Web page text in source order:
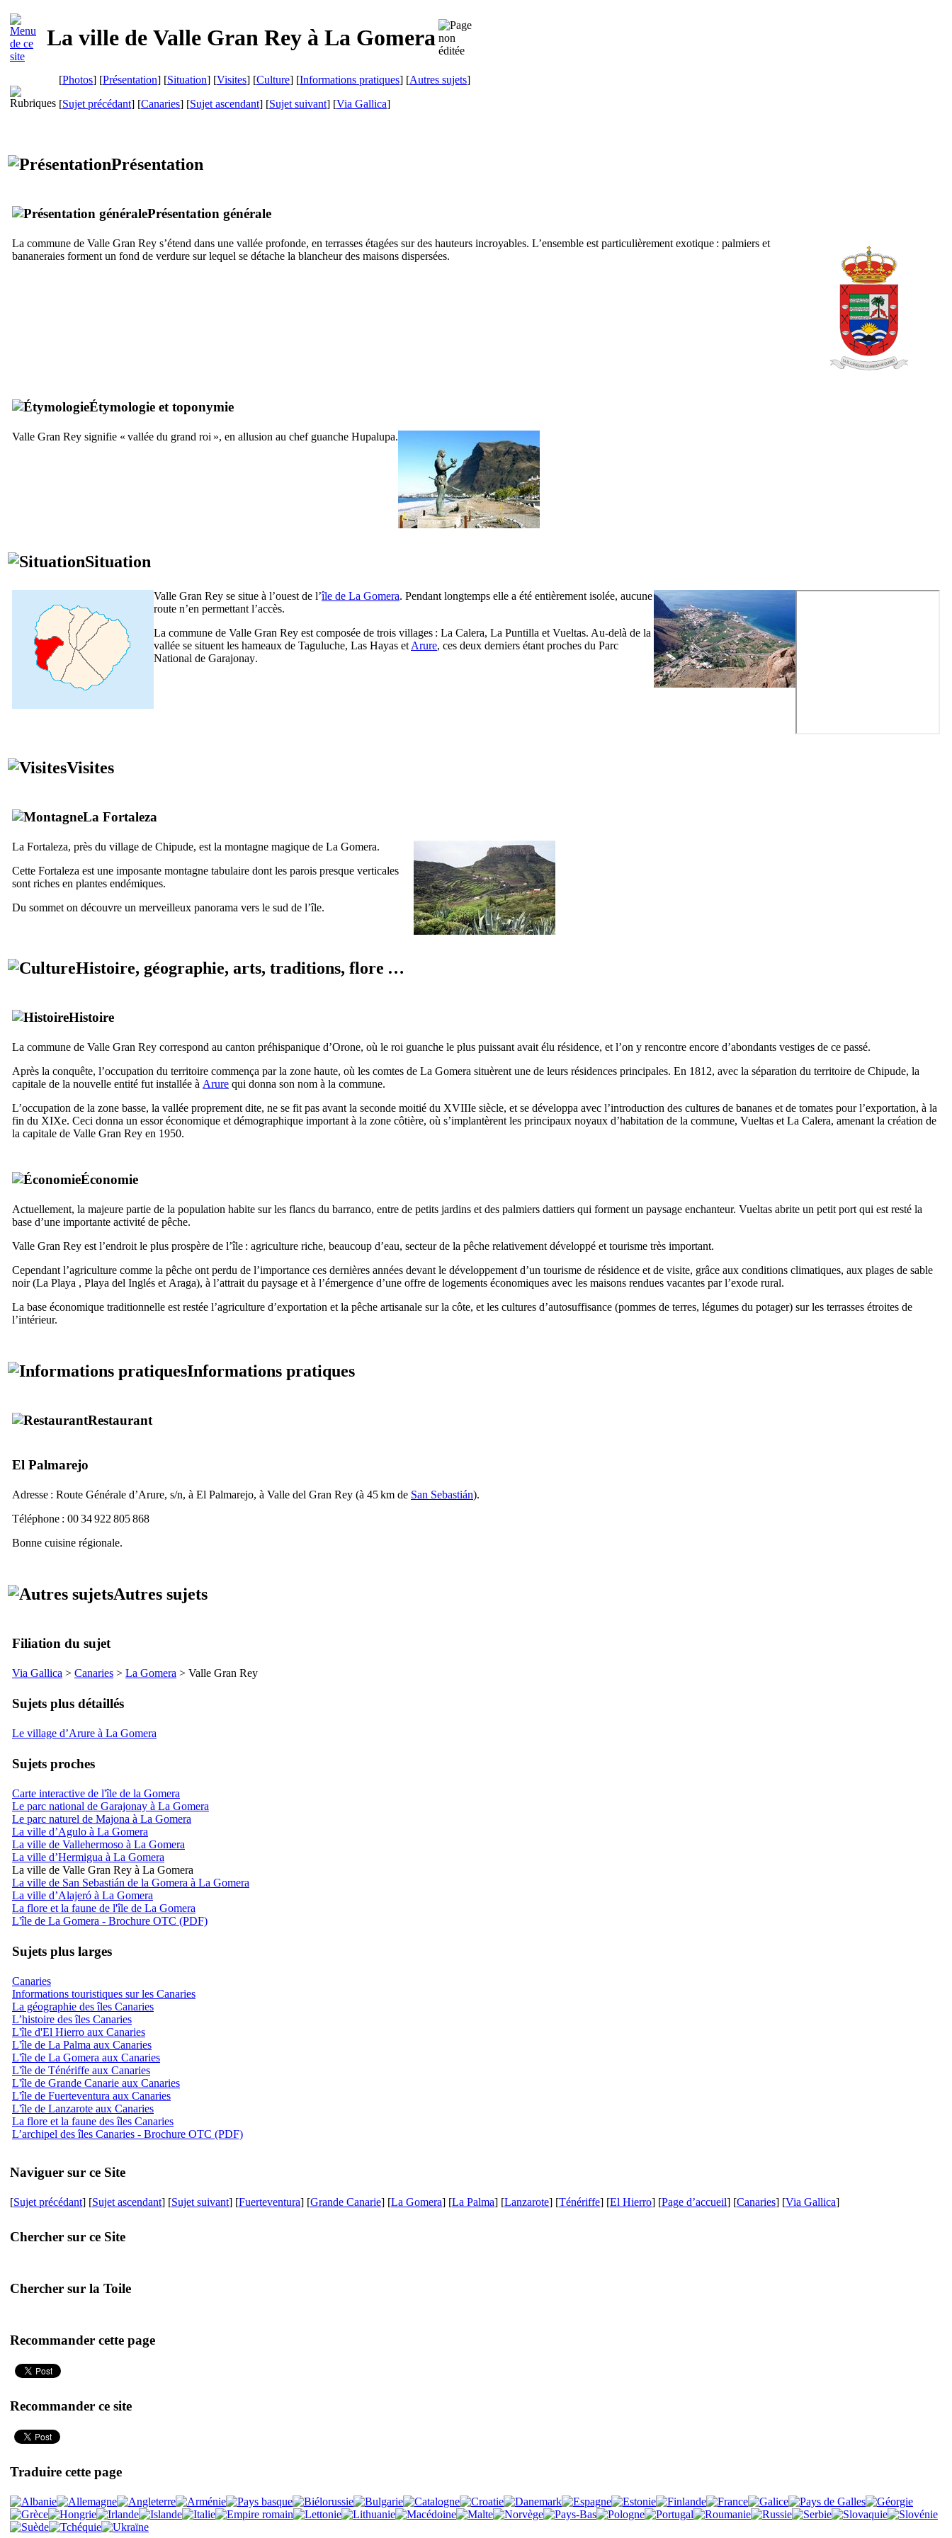
La ville de Valle Gran Rey à La Gomera
[Photos] [Présentation] [Situation] [Visites] [Culture] [Informations pratiques] [Autres sujets]
[Sujet précédant] [Canaries] [Sujet ascendant] [Sujet suivant] [Via Gallica]
Présentation
Présentation générale
La commune de Valle Gran Rey s’étend dans une vallée profonde, en terrasses étagées sur des hauteurs incroyables. L’ensemble est particulièrement exotique : palmiers et
bananeraies forment un fond de verdure sur lequel se détache la blancheur des maisons dispersées.
Étymologie et toponymie
Valle Gran Rey signifie « vallée du grand roi », en allusion au chef guanche Hupalupa.
Situation
Valle Gran Rey se situe à l’ouest de l’île de La Gomera. Pendant longtemps elle a été entièrement isolée, aucune
route n’en permettant l’accès.
La commune de Valle Gran Rey est composée de trois villages : La Calera, La Puntilla et Vueltas. Au-delà de la
vallée se situent les hameaux de Taguluche, Las Hayas et Arure, ces deux derniers étant proches du Parc
National de Garajonay.
Visites
La Fortaleza
La Fortaleza, près du village de Chipude, est la montagne magique de La Gomera.
Cette Fortaleza est une imposante montagne tabulaire dont les parois presque verticales
sont riches en plantes endémiques.
Du sommet on découvre un merveilleux panorama vers le sud de l’île.
Histoire, géographie, arts, traditions, flore …
Histoire
La commune de Valle Gran Rey correspond au canton préhispanique d’Orone, où le roi guanche le plus puissant avait élu résidence, et l’on y rencontre encore d’abondants vestiges de ce passé.
Après la conquête, l’occupation du territoire commença par la zone haute, où les comtes de La Gomera situèrent une de leurs résidences principales. En 1812, avec la séparation du territoire de Chipude, la
capitale de la nouvelle entité fut installée à Arure qui donna son nom à la commune.
L’occupation de la zone basse, la vallée proprement dite, ne se fit pas avant la seconde moitié du XVIIIe siècle, et se développa avec l’introduction des cultures de bananes et de tomates pour l’exportation, à la
fin du XIXe. Ceci donna un essor économique et démographique important à la zone côtière, où s’implantèrent les principaux noyaux d’habitation de la commune, Vueltas et La Calera, amenant la création de
la capitale de Valle Gran Rey en 1950.
Économie
Actuellement, la majeure partie de la population habite sur les flancs du barranco, entre de petits jardins et des palmiers dattiers qui forment un paysage enchanteur. Vueltas abrite un petit port qui est resté la
base d’une importante activité de pêche.
Valle Gran Rey est l’endroit le plus prospère de l’île : agriculture riche, beaucoup d’eau, secteur de la pêche relativement développé et tourisme très important.
Cependant l’agriculture comme la pêche ont perdu de l’importance ces dernières années devant le développement d’un tourisme de résidence et de visite, grâce aux conditions climatiques, aux plages de sable
noir (La Playa , Playa del Inglés et Araga), à l’attrait du paysage et à l’émergence d’une offre de logements économiques avec les maisons rendues vacantes par l’exode rural.
La base économique traditionnelle est restée l’agriculture d’exportation et la pêche artisanale sur la côte, et les cultures d’autosuffisance (pommes de terres, légumes du potager) sur les terrasses étroites de
l’intérieur.
Informations pratiques
Restaurant
El Palmarejo
Adresse : Route Générale d’Arure, s/n, à El Palmarejo, à Valle del Gran Rey (à 45 km de San Sebastián).
Téléphone : 00 34 922 805 868
Bonne cuisine régionale.
Autres sujets
Filiation du sujet
Via Gallica > Canaries > La Gomera > Valle Gran Rey
Sujets plus détaillés
Le village d’Arure à La Gomera
Sujets proches
Carte interactive de l'île de la Gomera
Le parc national de Garajonay à La Gomera
Le parc naturel de Majona à La Gomera
La ville d’Agulo à La Gomera
La ville de Vallehermoso à La Gomera
La ville d’Hermigua à La Gomera
La ville de Valle Gran Rey à La Gomera
La ville de San Sebastián de la Gomera à La Gomera
La ville d’Alajeró à La Gomera
La flore et la faune de l'île de La Gomera
L'île de La Gomera - Brochure OTC (PDF)
Sujets plus larges
Canaries
Informations touristiques sur les Canaries
La géographie des îles Canaries
L’histoire des îles Canaries
L'île d'El Hierro aux Canaries
L'île de La Palma aux Canaries
L'île de La Gomera aux Canaries
L'île de Ténériffe aux Canaries
L'île de Grande Canarie aux Canaries
L'île de Fuerteventura aux Canaries
L'île de Lanzarote aux Canaries
La flore et la faune des îles Canaries
L’archipel des îles Canaries - Brochure OTC (PDF)
Naviguer sur ce Site
[Sujet précédant] [Sujet ascendant] [Sujet suivant] [Fuerteventura] [Grande Canarie] [La Gomera] [La Palma] [Lanzarote] [Ténériffe] [El Hierro] [Page d’accueil] [Canaries] [Via Gallica]
Chercher sur ce Site
Chercher sur la Toile
Recommander cette page
Recommander ce site
Traduire cette page